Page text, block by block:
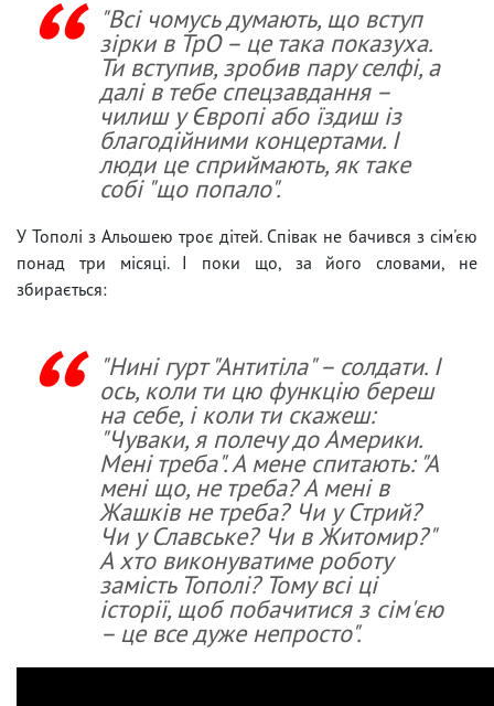
"Всі чомусь думають, що вступ
зірки в ТрО – це така показуха.
Ти вступив, зробив пару селфі, а
далі в тебе спецзавдання –
чилиш у Європі або їздиш із
благодійними концертами. І
люди це сприймають, як таке
собі "що попало".
У Тополі з Альошею троє дітей. Співак не бачився з сім'єю
понад три місяці. І поки що, за його словами, не
збирається:
"Нині гурт "Антитіла" – солдати. І
ось, коли ти цю функцію береш
на себе, і коли ти скажеш:
"Чуваки, я полечу до Америки.
Мені треба". А мене спитають: "А
мені що, не треба? А мені в
Жашків не треба? Чи у Стрий?
Чи у Славське? Чи в Житомир?"
А хто виконуватиме роботу
замість Тополі? Тому всі ці
історії, щоб побачитися з сім'єю
– це все дуже непросто".